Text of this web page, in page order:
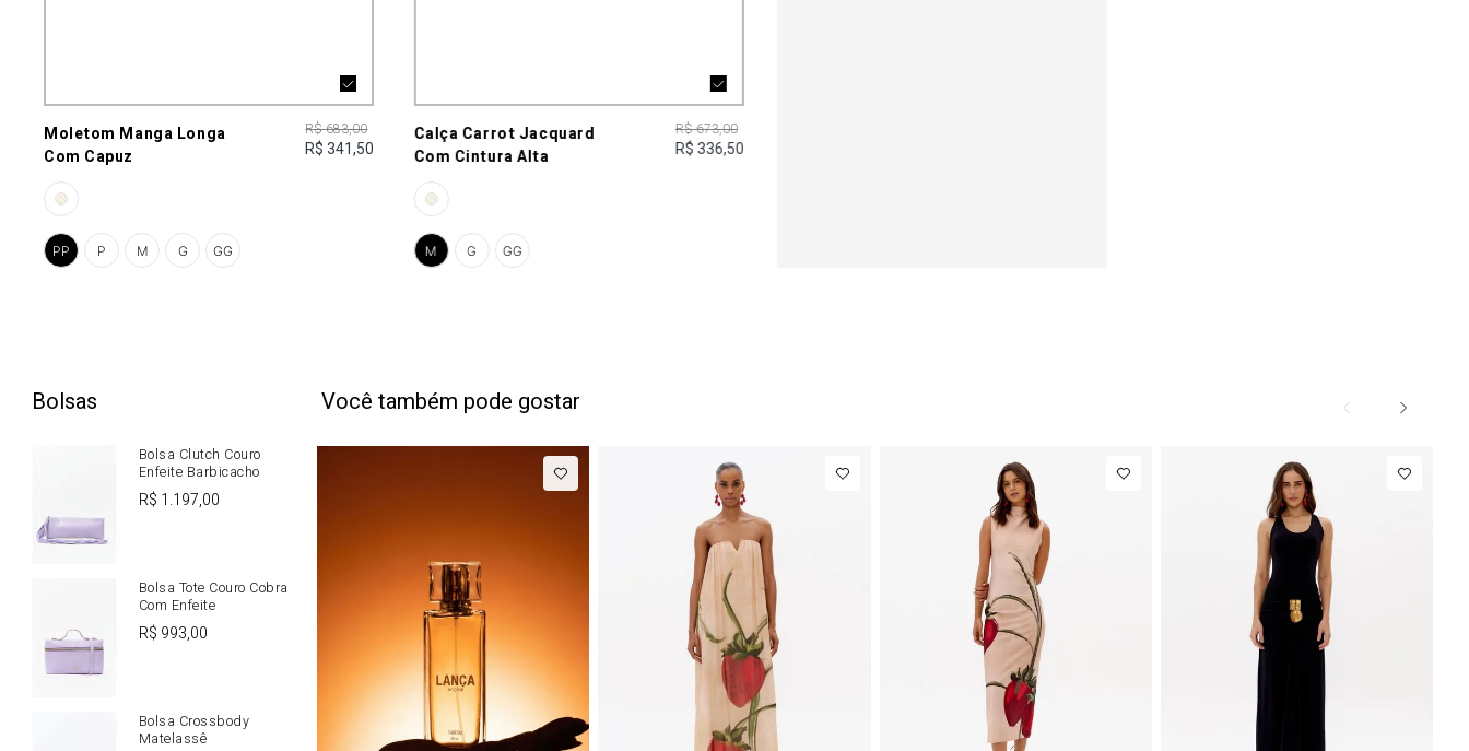
Moletom Manga Longa
Com Capuz
R$ 683,00
R$ 341,50
G GG
M
P
PP
Calça Carrot Jacquard
Com Cintura Alta
R$ 673,00
R$ 336,50
G GG
M
Bolsas
Bolsa Clutch Couro
Enfeite Barbicacho
R$ 1.197,00
Bolsa Tote Couro Cobra
Com Enfeite
R$ 993,00
Bolsa Crossbody
Matelassê
Você também pode gostar